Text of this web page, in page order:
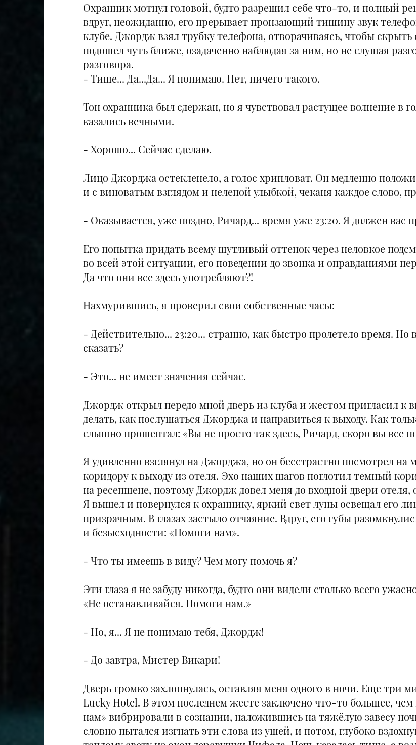
Охранник мотнул головой, будто разрешил себе что-то, и полный
вдруг, неожиданно, его прерывает пронзающий тишину звук
клубе. Джордж взял трубку телефона, отворачиваясь, чтобы
подошел чуть ближе, озадаченно наблюдая за ним, но не слушая
разговора.
- Тише... Да...Да... Я понимаю. Нет, ничего такого.
Тон охранника был сдержан, но я чувствовал растущее волнение в
казались вечными.
- Хорошо... Сейчас сделаю.
Лицо Джорджа остекленело, а голос хрипловат. Он медленно
и с виноватым взглядом и нелепой улыбкой, чеканя каждое слово,
- Оказывается, уже поздно, Ричард... время уже 23:20. Я должен вас
Его попытка придать всему шутливый оттенок через неловкое
во всей этой ситуации, его поведении до звонка и оправданиями
Да что они все здесь употребляют?!
Нахмурившись, я проверил свои собственные часы:
- Действительно... 23:20... странно, как быстро пролетело время.
сказать?
- Это... не имеет значения сейчас.
Джордж открыл передо мной дверь из клуба и жестом пригласил к
делать, как послушаться Джорджа и направиться к выходу. Как
слышно прошептал: «Вы не просто так здесь, Ричард, скоро вы все
Я удивленно взглянул на Джорджа, но он бесстрастно посмотрел
коридору к выходу из отеля. Эхо наших шагов поглотил темный
на ресепшене, поэтому Джордж довел меня до входной двери отеля,
Я вышел и повернулся к охраннику, яркий свет луны освещал его
призрачным. В глазах застыло отчаяние. Вдруг, его губы
и безысходности: «Помоги нам».
- Что ты имеешь в виду? Чем могу помочь я?
Эти глаза я не забуду никогда, будто они видели столько всего
«Не останавливайся. Помоги нам.»
- Но, я... Я не понимаю тебя, Джордж!
- До завтра, Мистер Викари!
Дверь громко захлопнулась, оставляя меня одного в ночи. Еще три
Lucky Hotel. В этом последнем жесте заключено что-то большее,
нам» вибрировали в сознании, наложившись на тяжёлую завесу
словно пытался изгнать эти слова из ушей, и потом, глубоко